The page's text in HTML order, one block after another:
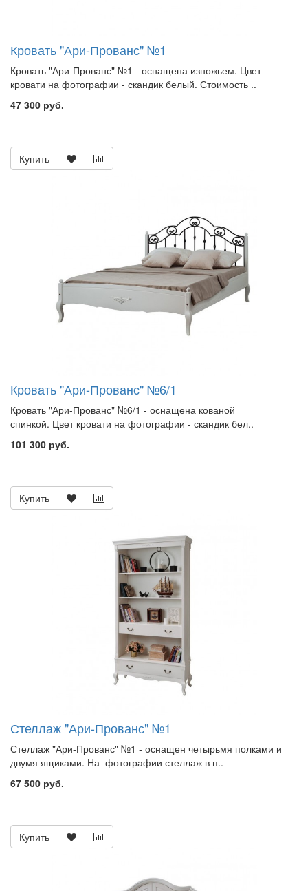
Кровать "Ари-Прованс" №1
Кровать "Ари-Прованс" №1 - оснащена изножьем. Цвет
кровати на фотографии - скандик белый. Стоимость ..
47 300 руб.
Купить
Кровать "Ари-Прованс" №6/1
Кровать "Ари-Прованс" №6/1 - оснащена кованой
спинкой. Цвет кровати на фотографии - скандик бел..
101 300 руб.
Купить
Стеллаж "Ари-Прованс" №1
Стеллаж "Ари-Прованс" №1 - оснащен четырьмя полками и
двумя ящиками. На фотографии стеллаж в п..
67 500 руб.
Купить